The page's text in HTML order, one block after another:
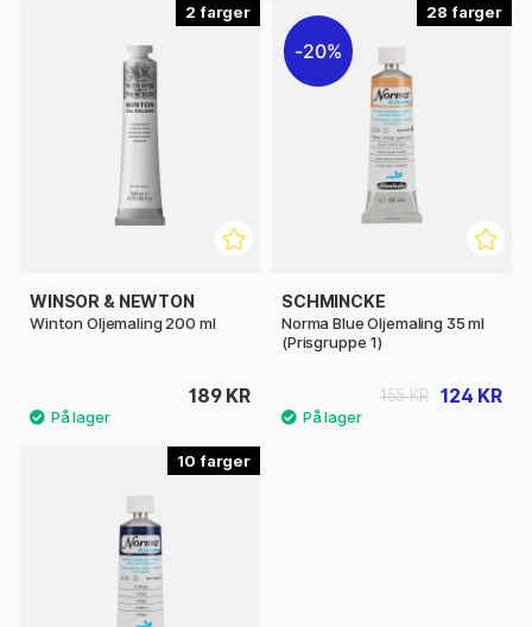
2
WINSOR & NEWTON
Winton Oljemaling 200 ml
189 KR
28
20%
SCHMINCKE
Norma Blue Oljemaling 35 ml
(Prisgruppe 1)
124 KR
155 KR
10